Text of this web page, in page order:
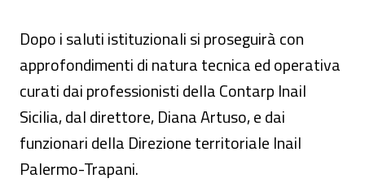
Dopo i saluti istituzionali si proseguirà con
approfondimenti di natura tecnica ed operativa
curati dai professionisti della Contarp Inail
Sicilia, dal direttore, Diana Artuso, e dai
funzionari della Direzione territoriale Inail
Palermo-Trapani.